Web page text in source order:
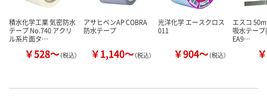
積水化学工業 気密防水
テープ No.740 アクリ
ル系片面タ…
￥528～（税込）
アサヒペンAP COBRA
防水テープ
￥1,140～（税込）
光洋化学 エースクロス
011
￥904～（税込）
エスコ
吸水テー
EA9…